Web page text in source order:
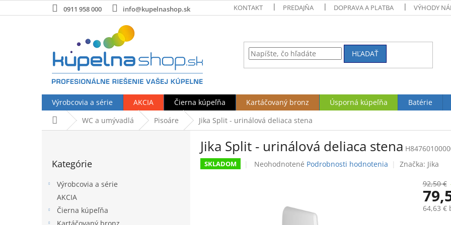
na
0911 958 000 info@kupelnashop.sk KONTAKT PREDAJŇA DOPRAVA A PLATBA VÝHODY
HĽADAŤ
Výrobcovia a série AKCIA Čierna kúpeľňa Kartáčovaný bronz Úsporná kúpeľňa Batérie
DomovWC a umývadlá Pisoáre Jika Split - urinálová deliaca stena
kategórie
Kategórie
Výrobcovia a série
AKCIA
Čierna kúpeľňa
Jika Split - urinálová deliaca stena
SKLADOM
Priemerné
Neohodnotené Podrobnosti hodnotenia Značka: Jika
92,50 €
64,63 €